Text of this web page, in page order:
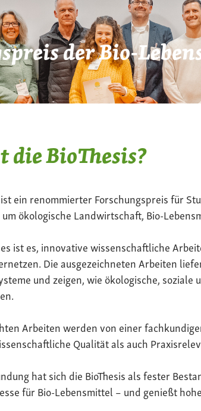
der Bio-
die BioThesis?
ist ein renommierter Forschungspreis für
ökologische Landwirtschaft, Bio-
ist es, innovative wissenschaftliche
Die ausgezeichneten Arbeiten
und zeigen, wie ökologische,
Arbeiten werden von einer
Qualität als auch
hat sich die BioThesis als fester
für Bio-Lebensmittel – und genießt